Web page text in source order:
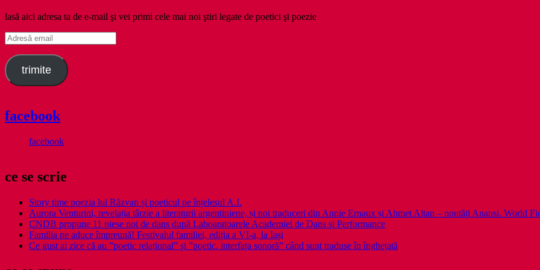
lasă aici adresa ta de e-mail şi vei primi cele mai noi ştiri legate de poetici şi poezie
Adresă
email
trimite
facebook
facebook
ce se scrie
Story time poezia lui Răzvan și poeticul pe înțelesul A.I.
Aurora Venturini, revelația târzie a literaturii argentiniene, și noi traduceri din Annie Ernaux și Ahmet Altan – noutăți Anansi. World
CNDB propune 11 piese noi de dans după Laboaratoarele Academiei de Dans și Performance
Familia ne aduce împreună! Festivalul familiei, ediția a VI-a, la Iași
Ce gust ai zice că au ”poetic relațional” și ”poetic. interfața sonoră” când sunt traduse în înghețată